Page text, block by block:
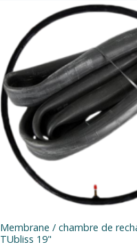
Membrane / chambre de
TUbliss 19"